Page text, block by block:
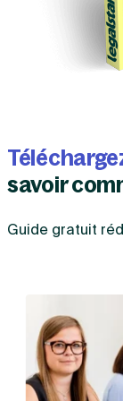
savoir
Guide gratuit